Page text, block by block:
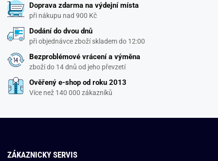
Doprava zdarma na výdejní místa
při nákupu nad 900 Kč
Dodání do dvou dnů
při objednávce zboží skladem do 12:00
Bezproblémové vrácení a výměna
zboží do 14 dnů od jeho převzetí
Ověřený e-shop od roku 2013
Více než 140 000 zákazníků
ZÁKAZNICKY SERVIS